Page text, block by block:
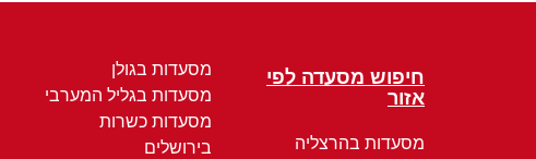
חיפוש מסעדה לפי
אזור
מסעדות בהרצליה
מסעדות בגולן
מסעדות בגליל המערבי
מסעדות כשרות
בירושלים